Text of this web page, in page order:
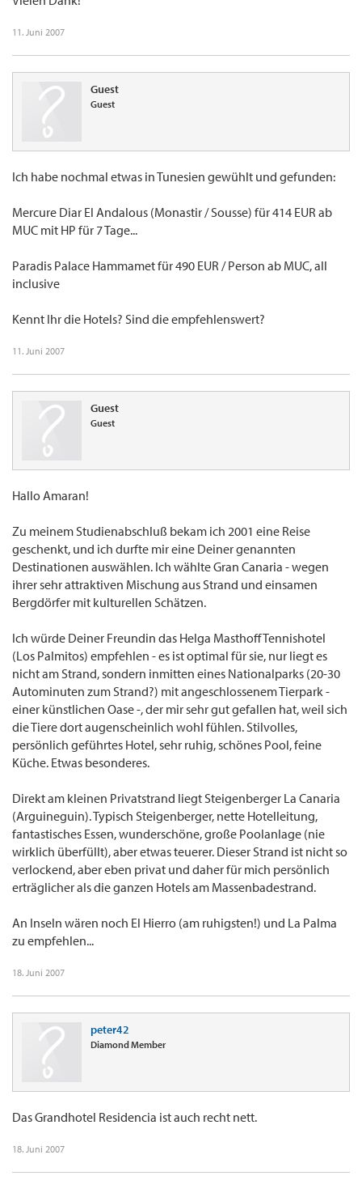
11. Juni 2007
Guest
Guest
Ich habe nochmal etwas in Tunesien gewühlt und gefunden:
Mercure Diar El Andalous (Monastir / Sousse) für 414 EUR ab
MUC mit HP für 7 Tage...
Paradis Palace Hammamet für 490 EUR / Person ab MUC, all
inclusive
Kennt Ihr die Hotels? Sind die empfehlenswert?
11. Juni 2007
Guest
Guest
Hallo Amaran!
Zu meinem Studienabschluß bekam ich 2001 eine Reise
geschenkt, und ich durfte mir eine Deiner genannten
Destinationen auswählen. Ich wählte Gran Canaria - wegen
ihrer sehr attraktiven Mischung aus Strand und einsamen
Bergdörfer mit kulturellen Schätzen.
Ich würde Deiner Freundin das Helga Masthoff Tennishotel
(Los Palmitos) empfehlen - es ist optimal für sie, nur liegt es
nicht am Strand, sondern inmitten eines Nationalparks (20-30
Autominuten zum Strand?) mit angeschlossenem Tierpark -
einer künstlichen Oase -, der mir sehr gut gefallen hat, weil sich
die Tiere dort augenscheinlich wohl fühlen. Stilvolles,
persönlich geführtes Hotel, sehr ruhig, schönes Pool, feine
Küche. Etwas besonderes.
Direkt am kleinen Privatstrand liegt Steigenberger La Canaria
(Arguineguin). Typisch Steigenberger, nette Hotelleitung,
fantastisches Essen, wunderschöne, große Poolanlage (nie
wirklich überfüllt), aber etwas teuerer. Dieser Strand ist nicht so
verlockend, aber eben privat und daher für mich persönlich
erträglicher als die ganzen Hotels am Massenbadestrand.
An Inseln wären noch El Hierro (am ruhigsten!) und La Palma
zu empfehlen...
18. Juni 2007
peter42
Diamond Member
Das Grandhotel Residencia ist auch recht nett.
18. Juni 2007